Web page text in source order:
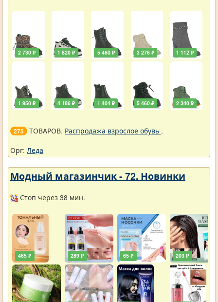
2 730 ₽
1 950 ₽
1 820 ₽
4 186 ₽
5 460 ₽
1 404 ₽
3 276 ₽
5 460 ₽
1 112 ₽
2 340 ₽
275 ТОВАРОВ. Распродажа взрослое обувь .
Орг: Леда
Модный магазинчик - 72. Новинки
Стоп через 38 мин.
465 ₽ 289 ₽ 65 ₽ 203 ₽